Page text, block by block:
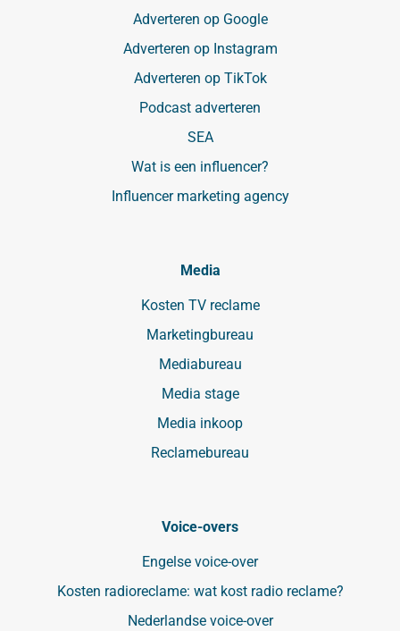
Adverteren op Google
Adverteren op Instagram
Adverteren op TikTok
Podcast adverteren
SEA
Wat is een influencer?
Influencer marketing agency
Media
Kosten TV reclame
Marketingbureau
Mediabureau
Media stage
Media inkoop
Reclamebureau
Voice-overs
Engelse voice-over
Kosten radioreclame: wat kost radio reclame?
Nederlandse voice-over